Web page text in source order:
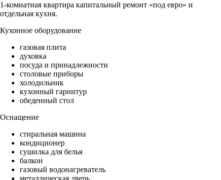
1-комнатная квартира капитальный ремонт «под евро» и
отдельная кухня.
Кухонное оборудование
газовая плита
духовка
посуда и принадлежности
столовые приборы
холодильник
кухонный гарнитур
обеденный стол
Оснащение
стиральная машина
кондиционер
сушилка для белья
балкон
газовый водонагреватель
металлическая дверь